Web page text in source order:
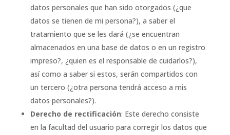
datos personales que han sido otorgados (¿que
datos se tienen de mi persona?), a saber el
tratamiento que se les dará (¿se encuentran
almacenados en una base de datos o en un registro
impreso?, ¿quien es el responsable de cuidarlos?),
así como a saber si estos, serán compartidos con
un tercero (¿otra persona tendrá acceso a mis
datos personales?).
Derecho de rectificación: Este derecho consiste
en la facultad del usuario para corregir los datos que